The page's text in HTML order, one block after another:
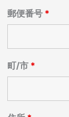
郵便番号 *
町/市 *